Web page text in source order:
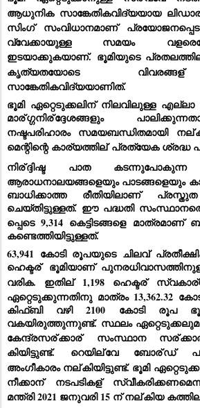
ആധുനിക സാങ്കേതികവിദ്യയായ
സിംഗ് സംവിധാനമാണ്
വ്വേക്കായുള്ള സമയം
ഇടയാക്കുകയാണ്. ഭൂമിയുടെ
കൃത്യതയോടെ വിവരങ്ങള്
സാങ്കേതികവിദ്യയാണിത്.
ഭൂമി ഏറ്റെടുക്കലിന് നിലവിലുള്ള എല്ലാ
മാര്ഗ്ഗനിര്ദ്ദേശങ്ങളും
നഷ്ടപരിഹാരം സമയബന്ധിതമായി നല്
മെന്റിന്റെ കാര്യത്തില് പ്രത്യേക ശ്രദ്ധ
നിര്ദ്ദിഷ്ട പാത കടന്നുപോകുന്ന
ആരാധനാലയങ്ങളെയും പാടങ്ങളെയും
ബാധിക്കാത്ത രീതിയിലാണ്
ചെയ്തിട്ടുള്ളത്. ഈ പദ്ധതി
പ്പെടെ 9,314 കെട്ടിടങ്ങളെ
കണ്ടെത്തിയിട്ടുള്ളത്.
63,941 കോടി രൂപയുടെ ചിലവ്
ഹെക്ടര് ഭൂമിയാണ്
വരിക. ഇതില് 1,198 ഹെക്ടര്
ഏറ്റെടുക്കുന്നതിനു മാത്രം 13,362.32
കിഫ്ബി വഴി 2100 കോടി രൂപ
വകയിരുത്തുന്നുണ്ട്. സ്ഥലം
കേന്ദ്രസര്ക്കാര് സംസ്ഥാന സര്
കിയിട്ടുണ്ട്. റെയില്വേ ബോര്ഡ്
അംഗീകാരം നല്കിയിട്ടുണ്ട്. ഭൂമി
നീക്കാന് നടപടികള്
മന്ത്രി 2021 ജനുവരി 15 ന് നല്കിയ